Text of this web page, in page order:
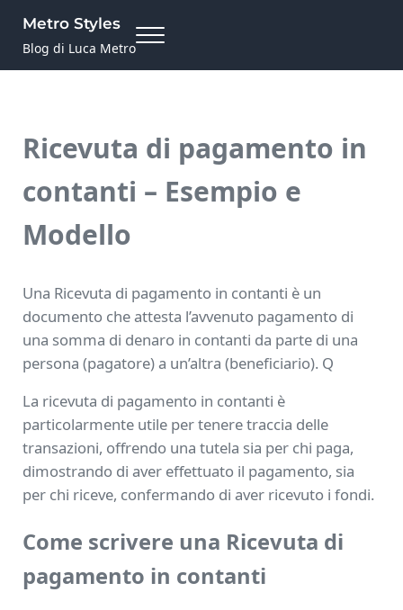
Metro Styles
Blog di Luca Metro Menu
Ricevuta di pagamento in
contanti – Esempio e
Modello
Una Ricevuta di pagamento in contanti è un
documento che attesta l’avvenuto pagamento di
una somma di denaro in contanti da parte di una
persona (pagatore) a un’altra (beneficiario). Q
La ricevuta di pagamento in contanti è
particolarmente utile per tenere traccia delle
transazioni, offrendo una tutela sia per chi paga,
dimostrando di aver effettuato il pagamento, sia
per chi riceve, confermando di aver ricevuto i fondi.
Come scrivere una Ricevuta di
pagamento in contanti